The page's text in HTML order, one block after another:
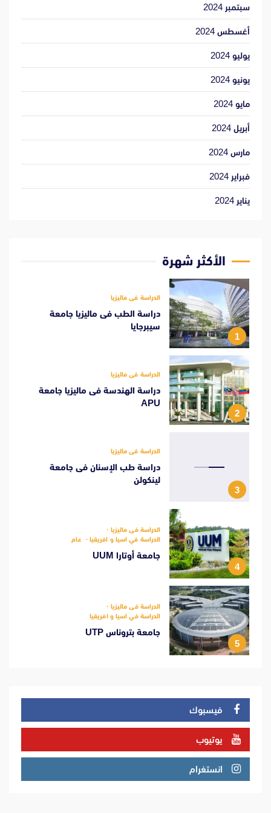
سبتمبر 2024
أغسطس 2024
يوليو 2024
يونيو 2024
مايو 2024
أبريل 2024
مارس 2024
فبراير 2024
يناير 2024
الأكثر شهرة
1
الدراسة فى ماليزيا
دراسة الطب فى ماليزيا جامعة
سيبرجايا
2
الدراسة فى ماليزيا
دراسة الهندسة فى ماليزيا جامعة
APU
3
الدراسة فى ماليزيا
دراسة طب الإسنان فى جامعة
لينكولن
4
الدراسة فى ماليزيا
الدراسة في اسيا و افريقيا
عام
جامعة أوتارا UUM
5
الدراسة فى ماليزيا
الدراسة في اسيا و افريقيا
جامعة بتروناس UTP
فيسبوك
يوتيوب
انستغرام